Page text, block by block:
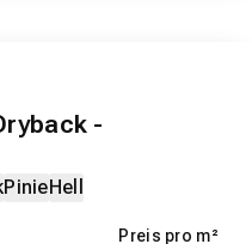
-
PinieHell
Preis pro m²